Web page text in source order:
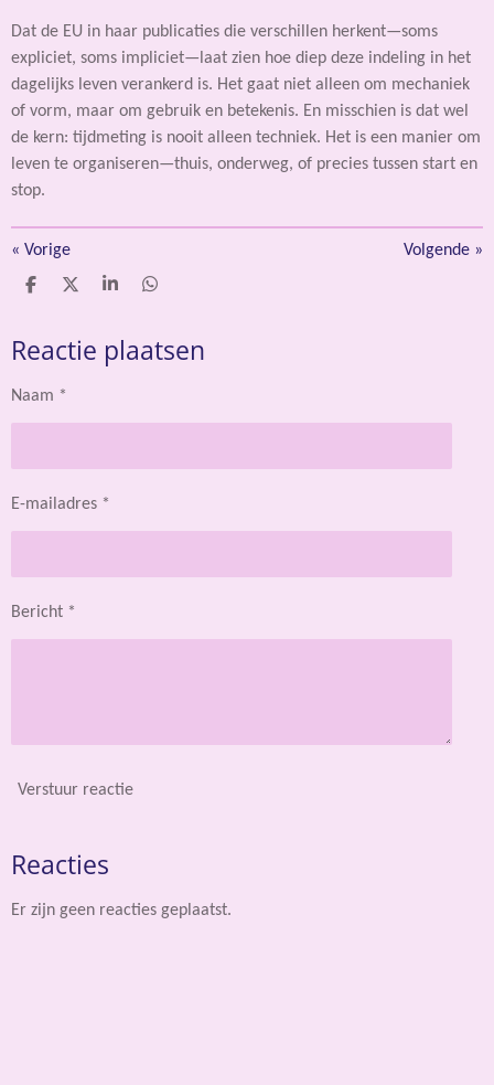
Dat de EU in haar publicaties die verschillen herkent—soms
expliciet, soms impliciet—laat zien hoe diep deze indeling in het
dagelijks leven verankerd is. Het gaat niet alleen om mechaniek
of vorm, maar om gebruik en betekenis. En misschien is dat wel
de kern: tijdmeting is nooit alleen techniek. Het is een manier om
leven te organiseren—thuis, onderweg, of precies tussen start en
stop.
« Vorige Volgende »
D
e
n
D
l
S
r
e
D
e
n
Reactie plaatsen
Naam *
E-mailadres *
Bericht *
Verstuur reactie
Reacties
Er zijn geen reacties geplaatst.